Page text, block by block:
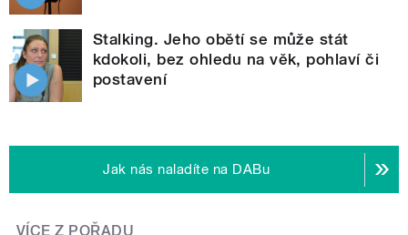
Stalking. Jeho obětí se může stát
kdokoli, bez ohledu na věk, pohlaví či
postavení
Jak nás naladíte na DABu
VÍCE Z POŘADU